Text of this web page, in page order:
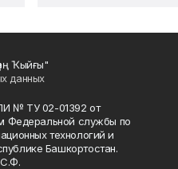
Ҡыйғы"
данных
№ ТУ 02-01392 от
Федеральной службы по
технологий и
Башкортостан.